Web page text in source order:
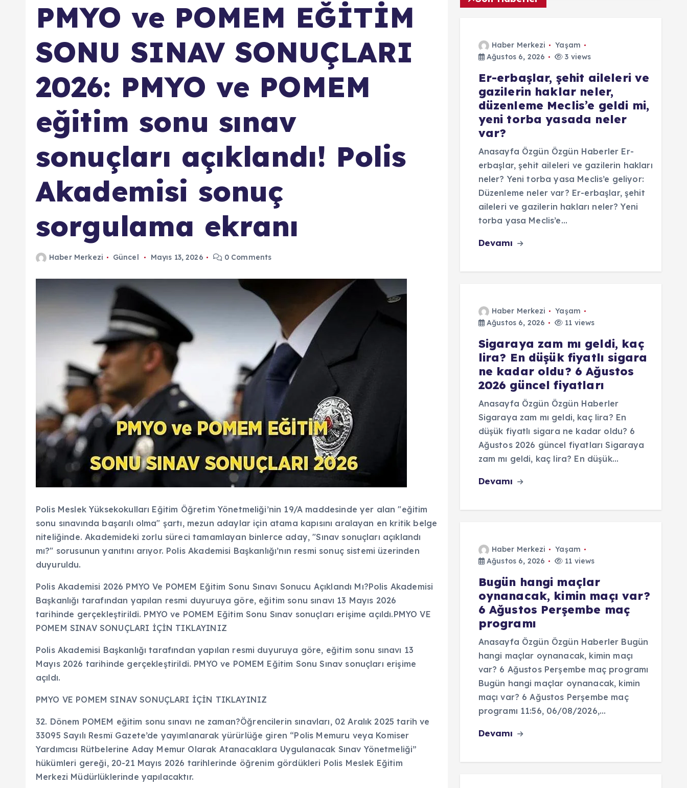
PMYO ve POMEM EĞİTİM
SONU SINAV SONUÇLARI
2026: PMYO ve POMEM
eğitim sonu sınav
sonuçları açıklandı! Polis
Akademisi sonuç
sorgulama ekranı
Haber Merkezi Güncel Mayıs 13, 2026 0 Comments
Polis Meslek Yüksekokulları Eğitim Öğretim Yönetmeliği’nin 19/A maddesinde yer alan "eğitim
sonu sınavında başarılı olma" şartı, mezun adaylar için atama kapısını aralayan en kritik belge
niteliğinde. Akademideki zorlu süreci tamamlayan binlerce aday, "Sınav sonuçları açıklandı
mı?" sorusunun yanıtını arıyor. Polis Akademisi Başkanlığı’nın resmi sonuç sistemi üzerinden
duyuruldu.
Polis Akademisi 2026 PMYO Ve POMEM Eğitim Sonu Sınavı Sonucu Açıklandı Mı?Polis Akademisi
Başkanlığı tarafından yapılan resmi duyuruya göre, eğitim sonu sınavı 13 Mayıs 2026
tarihinde gerçekleştirildi. PMYO ve POMEM Eğitim Sonu Sınav sonuçları erişime açıldı.PMYO VE
POMEM SINAV SONUÇLARI İÇİN TIKLAYINIZ
Polis Akademisi Başkanlığı tarafından yapılan resmi duyuruya göre, eğitim sonu sınavı 13
Mayıs 2026 tarihinde gerçekleştirildi. PMYO ve POMEM Eğitim Sonu Sınav sonuçları erişime
açıldı.
PMYO VE POMEM SINAV SONUÇLARI İÇİN TIKLAYINIZ
32. Dönem POMEM eğitim sonu sınavı ne zaman?Öğrencilerin sınavları, 02 Aralık 2025 tarih ve
33095 Sayılı Resmî Gazete’de yayımlanarak yürürlüğe giren “Polis Memuru veya Komiser
Yardımcısı Rütbelerine Aday Memur Olarak Atanacaklara Uygulanacak Sınav Yönetmeliği”
hükümleri gereği, 20-21 Mayıs 2026 tarihlerinde öğrenim gördükleri Polis Meslek Eğitim
Merkezi Müdürlüklerinde yapılacaktır.
Haber Merkezi
Yaşam
Ağustos 6, 2026
3 views
Er-erbaşlar, şehit aileleri ve
gazilerin haklar neler,
düzenleme Meclis’e geldi mi,
yeni torba yasada neler
var?
Anasayfa Özgün Özgün Haberler Er-
erbaşlar, şehit aileleri ve gazilerin hakları
neler? Yeni torba yasa Meclis’e geliyor:
Düzenleme neler var? Er-erbaşlar, şehit
aileleri ve gazilerin hakları neler? Yeni
torba yasa Meclis’e…
Devamı
Haber Merkezi
Yaşam
Ağustos 6, 2026
11 views
Sigaraya zam mı geldi, kaç
lira? En düşük fiyatlı sigara
ne kadar oldu? 6 Ağustos
2026 güncel fiyatları
Anasayfa Özgün Özgün Haberler
Sigaraya zam mı geldi, kaç lira? En
düşük fiyatlı sigara ne kadar oldu? 6
Ağustos 2026 güncel fiyatları Sigaraya
zam mı geldi, kaç lira? En düşük…
Devamı
Haber Merkezi
Yaşam
Ağustos 6, 2026
11 views
Bugün hangi maçlar
oynanacak, kimin maçı var?
6 Ağustos Perşembe maç
programı
Anasayfa Özgün Özgün Haberler Bugün
hangi maçlar oynanacak, kimin maçı
var? 6 Ağustos Perşembe maç programı
Bugün hangi maçlar oynanacak, kimin
maçı var? 6 Ağustos Perşembe maç
programı 11:56, 06/08/2026,…
Devamı